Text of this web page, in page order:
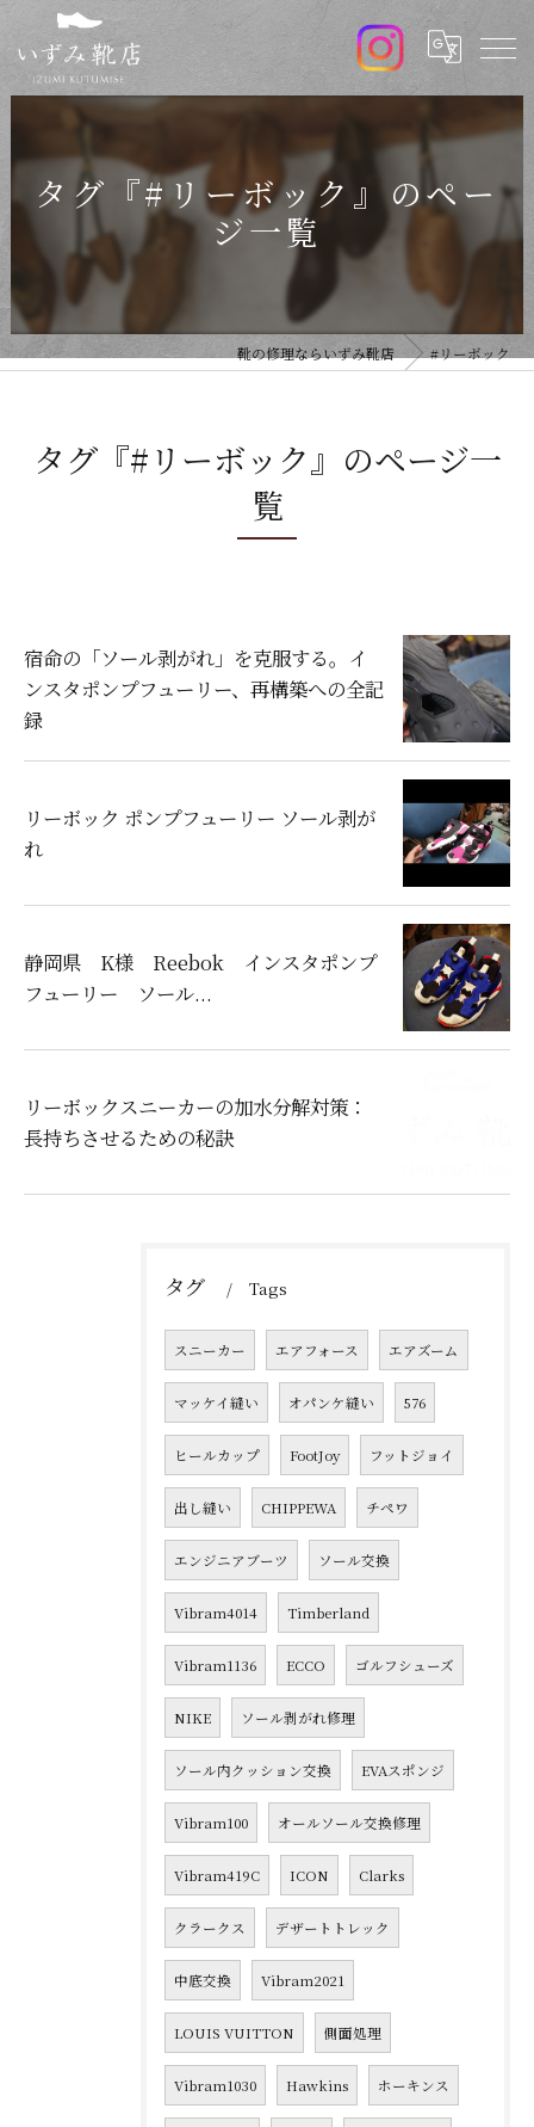
タグ『#リーボック』のペー
ジ一覧
靴の修理ならいずみ靴店 #リーボック
タグ『#リーボック』のページ一
覧
宿命の「ソール剥がれ」を克服する。イ
ンスタポンプフューリー、再構築への全記
録
リーボック ポンプフューリー ソール剥が
れ
静岡県 K様 Reebok インスタポンプ
フューリー ソール...
リーボックスニーカーの加水分解対策：
長持ちさせるための秘訣
タグ Tags
スニーカー エアフォース エアズーム
マッケイ縫い オパンケ縫い 576
ヒールカップ FootJoy フットジョイ
出し縫い CHIPPEWA チペワ
エンジニアブーツ ソール交換
Vibram4014 Timberland
Vibram1136 ECCO ゴルフシューズ
NIKE ソール剥がれ修理
ソール内クッション交換 EVAスポンジ
Vibram100 オールソール交換修理
Vibram419C ICON Clarks
クラークス デザートトレック
中底交換 Vibram2021
LOUIS VUITTON 側面処理
Vibram1030 Hawkins ホーキンス